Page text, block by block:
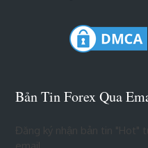
Bản Tin Forex Qua
Đăng ký nhận bản tin "Hot"